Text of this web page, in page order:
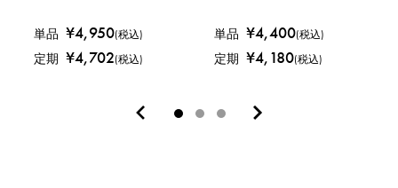
単品 ¥4,950(税込)
定期 ¥4,702(税込)
単品 ¥4,400(税込)
定期 ¥4,180(税込)